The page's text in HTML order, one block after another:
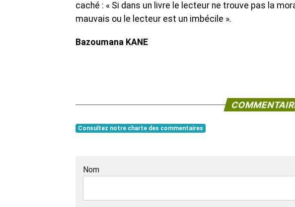
caché : « Si dans un livre le lecteur ne trouve pas la
mauvais ou le lecteur est un imbécile ».
Bazoumana KANE
Consultez notre charte des commentaires
Nom